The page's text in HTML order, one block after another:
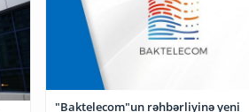
"Baktelecom"un rəhbərliyinə yeni